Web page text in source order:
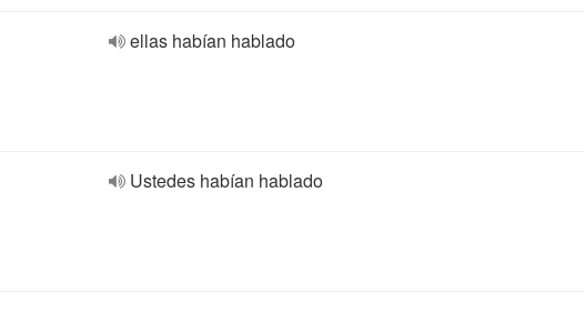
ellas habían hablado
Ustedes habían hablado